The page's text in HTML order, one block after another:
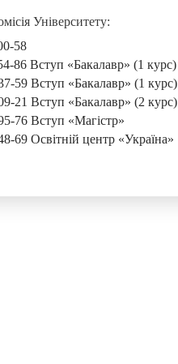
Університету:
58
86 Вступ «Бакалавр» (1 курс)
59 Вступ «Бакалавр» (1 курс)
21 Вступ «Бакалавр» (2 курс)
76 Вступ «Магістр»
69 Освітній центр «Україна»